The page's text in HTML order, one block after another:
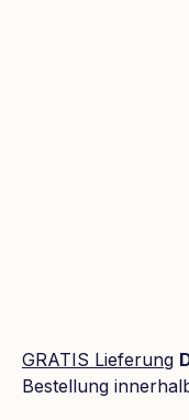
GRATIS Lieferung
Bestellung